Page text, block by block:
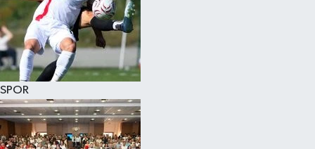
SPOR